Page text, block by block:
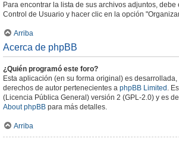
Para encontrar la lista de sus archivos adjuntos, debe
Control de Usuario y hacer clic en la opción
Arriba
Acerca de phpBB
¿Quién programó este foro?
Esta aplicación (en su forma original) es
derechos de autor pertenecientes a phpBB Limited .
(Licencia Pública General) versión 2 (GPL-2.0) y es
About phpBB para más detalles.
Arriba